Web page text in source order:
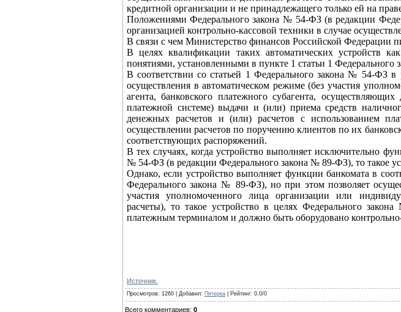
кредитной организации и не принадлежащего только ей на
Положениями Федерального закона № 54-ФЗ (в редакции
организацией контрольно-кассовой техники в случае
В связи с чем Министерство финансов Российской Федерации
В целях квалификации таких автоматических устройств
понятиями, установленными в пункте 1 статьи 1
В соответствии со статьей 1 Федерального закона № 54-ФЗ
осуществления в автоматическом режиме (без участия
агента, банковского платежного субагента,
платежной системе) выдачи и (или) приема средств
денежных расчетов и (или) расчетов с использованием
осуществлении расчетов по поручению клиентов по их
соответствующих распоряжений.
В тех случаях, когда устройство выполняет исключительно
№ 54-ФЗ (в редакции Федерального закона № 89-ФЗ), то такое
Однако, если устройство выполняет функции банкомата в
Федерального закона № 89-ФЗ), но при этом позволяет
участия уполномоченного лица организации или
расчеты), то такое устройство в целях Федерального
платежным терминалом и должно быть оборудовано
Источник.
Просмотров: 1260 | Добавил: Пятерка Рейтинг: 0.0/0
Всего комментариев: 0